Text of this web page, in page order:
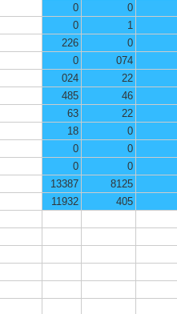
0
0
0
1
226
0
0
074
024
22
485
46
63
22
18
0
0
0
0
0
13387
8125
11932
405